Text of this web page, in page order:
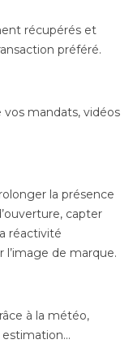
récupérés et
préféré.
vos mandats, vidéos
la présence
capter
réactivité
l’image de marque.
à la météo,